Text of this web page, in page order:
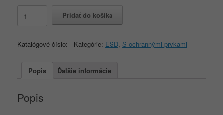
MILWAUKEE
Pridať do košíka
Katalógové číslo: - Kategórie: ESD, S ochrannými prvkami
Popis Ďalšie informácie
Popis